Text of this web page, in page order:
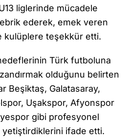
liglerinde mücadele
ederek, emek veren
kulüplere teşekkür etti.
Türk futboluna
olduğunu belirten
Beşiktaş, Galatasaray,
Uşakspor, Afyonspor
gibi profesyonel
ifade etti.